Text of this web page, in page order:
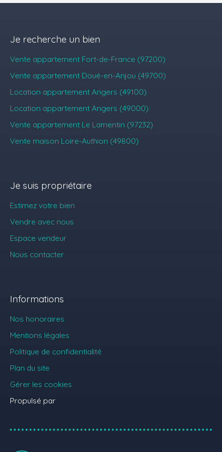
Je recherche un bien
Vente appartement Fort-de-France (97200)
Vente appartement Doué-en-Anjou (49700)
Location appartement Angers (49100)
Location appartement Angers (49000)
Vente appartement Le Lamentin (97232)
Vente maison Loire-Authion (49800)
Je suis propriétaire
Estimez votre bien
Vendre avec nous
Espace vendeur
Nous contacter
Informations
Nos honoraires
Mentions légales
Politique de confidentialité
Plan du site
Gérer les cookies
Propulsé par